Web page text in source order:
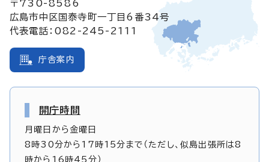
〒730-8586
広島市中区国泰寺町一丁目6番34号
代表電話：082-245-2111
庁舎案内
開庁時間
月曜日から金曜日
8時30分から17時15分まで（ただし、似島出張所は8
時から16時45分）